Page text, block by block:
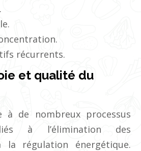
récurrents.
et qualité du
à de nombreux processus
à l’élimination des
la régulation énergétique.